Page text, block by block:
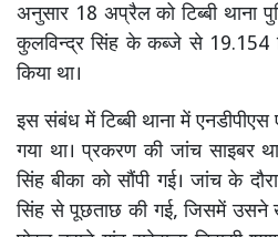
अनुसार 18 अप्रैल को टिब्बी थाना
कुलविन्द्र सिंह के कब्जे से 19.154
किया था।
इस संबंध में टिब्बी थाना में
गया था। प्रकरण की जांच साइबर
सिंह बीका को सौंपी गई। जांच के
सिंह से पूछताछ की गई, जिसमें उसने